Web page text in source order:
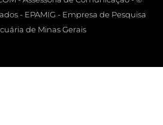
- EPAMIG - Empresa de Pesquisa
de Minas Gerais